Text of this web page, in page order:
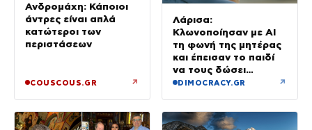
Ανδρομάχη: Κάποιοι
άντρες είναι απλά
κατώτεροι των
περιστάσεων
COUSCOUS.GR ↗
Λάρισα:
Κλωνοποίησαν με AI
τη φωνή της μητέρας
και έπεισαν το παιδί
να τους δώσει
χρήματα και
DIMOCRACY.GR ↗